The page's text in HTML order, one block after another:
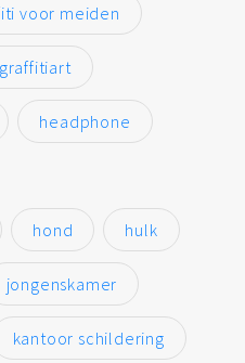
voor meiden
graffitiart
headphone
hond hulk
jongenskamer
kantoor schildering